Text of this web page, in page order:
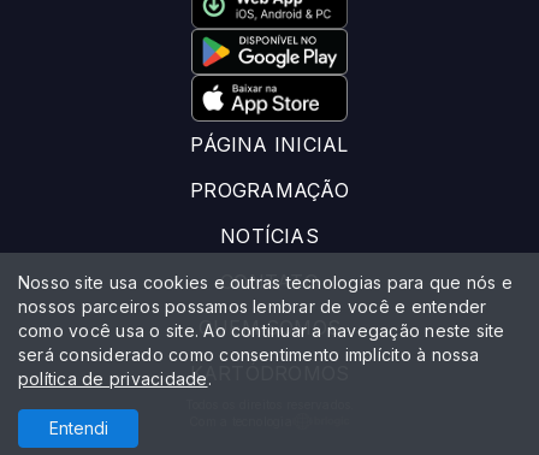
PÁGINA INICIAL
PROGRAMAÇÃO
NOTÍCIAS
CONTATO
QUEM SOMOS
KARTÓDROMOS
Nosso site usa cookies e outras tecnologias para que nós e
nossos parceiros possamos lembrar de você e entender
como você usa o site. Ao continuar a navegação neste site
será considerado como consentimento implícito à nossa
política de privacidade.
Entendi